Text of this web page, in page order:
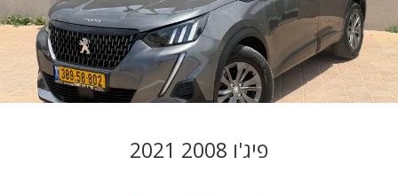
פיג'ו 2008 2021